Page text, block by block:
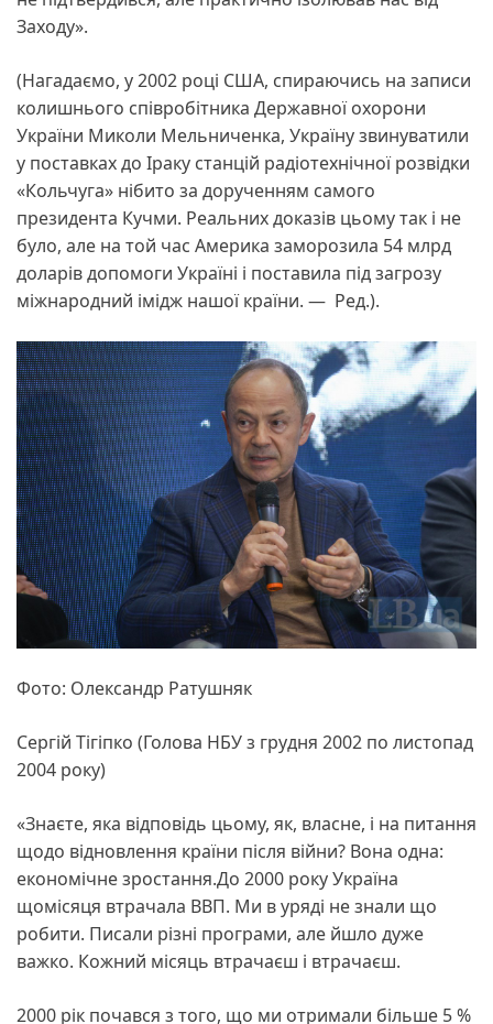
Заходу».
(Нагадаємо, у 2002 році США, спираючись на записи
колишнього співробітника Державної охорони
України Миколи Мельниченка, Україну звинуватили
у поставках до Іраку станцій радіотехнічної розвідки
«Кольчуга» нібито за дорученням самого
президента Кучми. Реальних доказів цьому так і не
було, але на той час Америка заморозила 54 млрд
доларів допомоги Україні і поставила під загрозу
міжнародний імідж нашої країни. — Ред.).
Фото: Олександр Ратушняк
Сергій Тігіпко (Голова НБУ з грудня 2002 по листопад
2004 року)
«Знаєте, яка відповідь цьому, як, власне, і на питання
щодо відновлення країни після війни? Вона одна:
економічне зростання.До 2000 року Україна
щомісяця втрачала ВВП. Ми в уряді не знали що
робити. Писали різні програми, але йшло дуже
важко. Кожний місяць втрачаєш і втрачаєш.
2000 рік почався з того, що ми отримали більше 5 %